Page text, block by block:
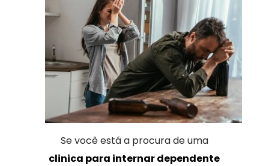
Se você está a procura de uma
clinica para internar dependente